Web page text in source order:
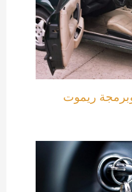
ريموت